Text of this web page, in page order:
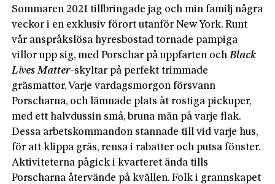
Sommaren 2021 tillbringade jag och min familj några
veckor i en exklusiv förort utanför New York. Runt
vår anspråks­lösa hyresbostad tornade pampiga
villor upp sig, med Porschar på uppfarten ochBlack
Lives Matter-­skyltar på perfekt trimmade
gräsmattor. Varje vardagsmorgon försvann
Porscharna, och lämnade plats åt rostiga pickuper,
med ett halvdussin små, bruna män på varje flak.
Dessa arbetskommandon stannade till vid varje hus,
för att klippa gräs, rensa i rabatter och putsa fönster.
Aktiviteterna pågick i kvarteret ända tills
Porscharna återvände på kvällen. Folk i grannskapet